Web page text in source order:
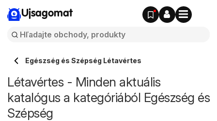
Ujsagomat
Egészség és Szépség Létavértes
Létavértes - Minden aktuális
katalógus a kategóriából Egészség és
Szépség